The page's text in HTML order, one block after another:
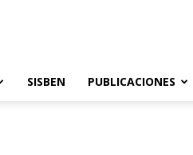
SISBEN PUBLICACIONES